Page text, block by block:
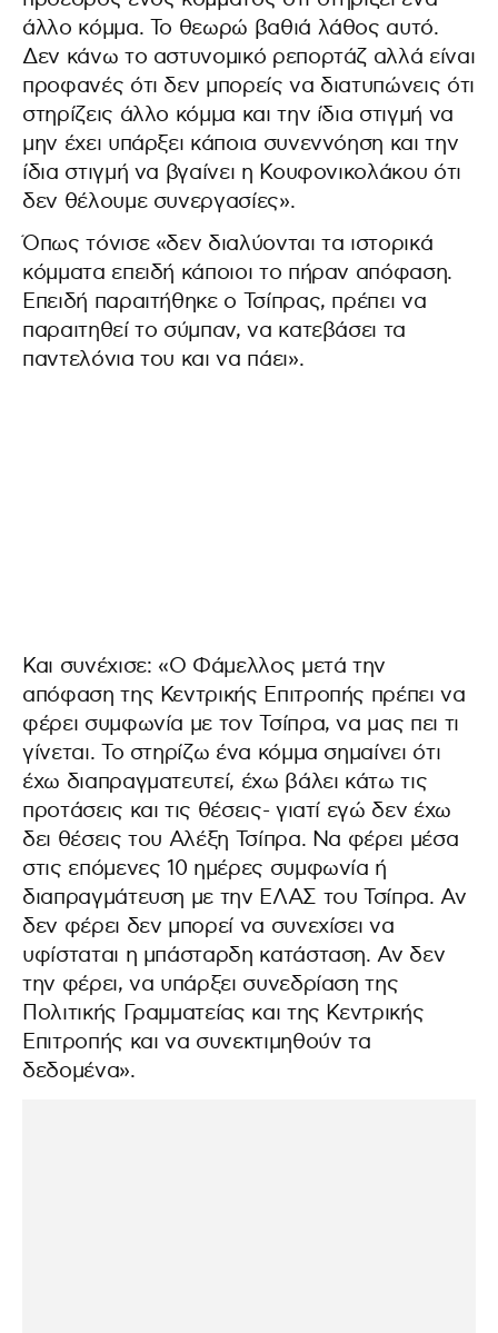
άλλο κόμμα. Το θεωρώ βαθιά λάθος αυτό.
Δεν κάνω το αστυνομικό ρεπορτάζ αλλά είναι
προφανές ότι δεν μπορείς να διατυπώνεις ότι
στηρίζεις άλλο κόμμα και την ίδια στιγμή να
μην έχει υπάρξει κάποια συνεννόηση και την
ίδια στιγμή να βγαίνει η Κουφονικολάκου ότι
δεν θέλουμε συνεργασίες».
Όπως τόνισε «δεν διαλύονται τα ιστορικά
κόμματα επειδή κάποιοι το πήραν απόφαση.
Επειδή παραιτήθηκε ο Τσίπρας, πρέπει να
παραιτηθεί το σύμπαν, να κατεβάσει τα
παντελόνια του και να πάει».
Και συνέχισε: «Ο Φάμελλος μετά την
απόφαση της Κεντρικής Επιτροπής πρέπει να
φέρει συμφωνία με τον Τσίπρα, να μας πει τι
γίνεται. Το στηρίζω ένα κόμμα σημαίνει ότι
έχω διαπραγματευτεί, έχω βάλει κάτω τις
προτάσεις και τις θέσεις- γιατί εγώ δεν έχω
δει θέσεις του Αλέξη Τσίπρα. Να φέρει μέσα
στις επόμενες 10 ημέρες συμφωνία ή
διαπραγμάτευση με την ΕΛΑΣ του Τσίπρα. Αν
δεν φέρει δεν μπορεί να συνεχίσει να
υφίσταται η μπάσταρδη κατάσταση. Αν δεν
την φέρει, να υπάρξει συνεδρίαση της
Πολιτικής Γραμματείας και της Κεντρικής
Επιτροπής και να συνεκτιμηθούν τα
δεδομένα».